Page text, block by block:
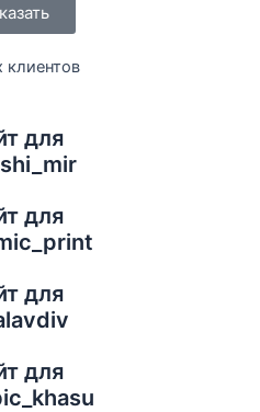
для
для
для
для